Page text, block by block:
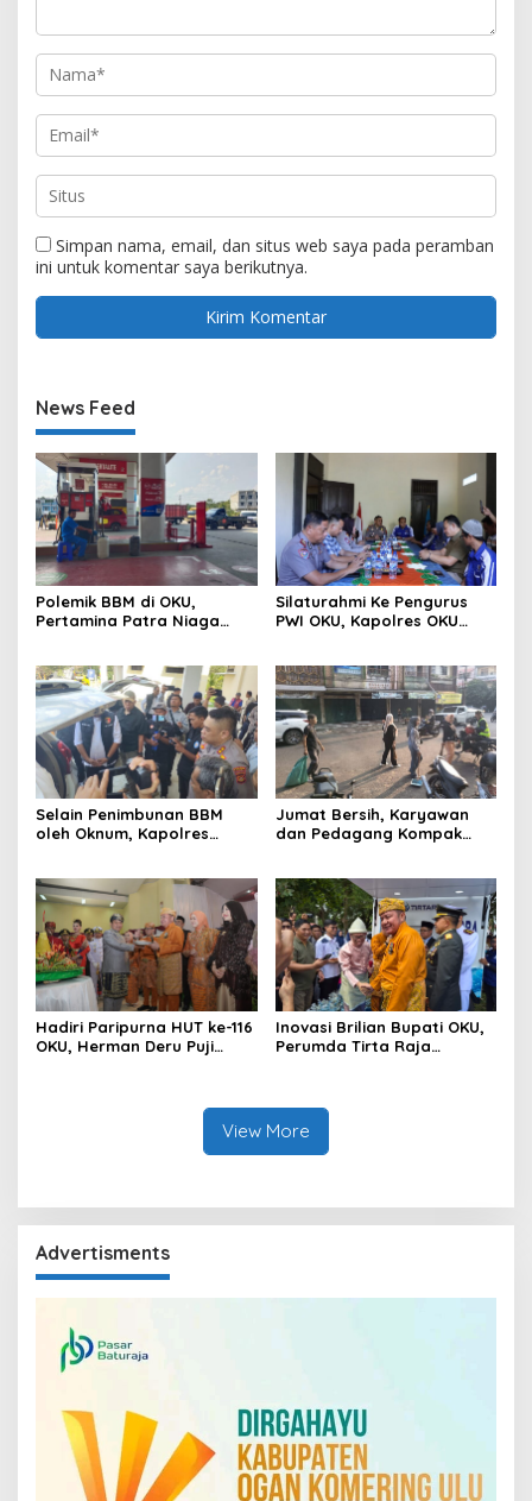
Simpan nama, email, dan situs web saya pada peramban
ini untuk komentar saya berikutnya.
News Feed
Polemik BBM di OKU,
Pertamina Patra Niaga
BBM Subsidi dan Perkuat
Pengawasan di Kabupaten
Ogan Komering Ulu
Silaturahmi Ke Pengurus
PWI OKU, Kapolres OKU
Selain Penimbunan BBM
oleh Oknum, Kapolres
Niaga Bungkam
Jumat Bersih, Karyawan
dan Pedagang Kompak
Hadiri Paripurna HUT ke-116
OKU, Herman Deru Puji
Inovasi Brilian Bupati OKU,
Perumda Tirta Raja
View More
Advertisments